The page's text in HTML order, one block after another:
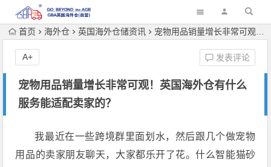
首页 海外仓 英国海外仓储资讯 宠物用品销量增长非常可观！英国海外仓有什么服务能适配卖家的？
宠物用品销量增长非常可观！英国海外仓有什么
服务能适配卖家的？
发表评论
A+
我最近在一些跨境群里面划水，然后跟几个做宠物
用品的卖家朋友聊天，大家都乐开了花。什么智能猫砂